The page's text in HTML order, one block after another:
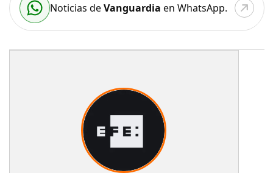
Noticias deVanguardia en WhatsApp.